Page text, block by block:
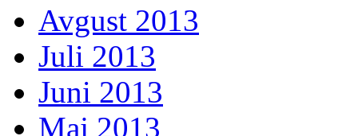
Avgust 2013
Juli 2013
Juni 2013
Maj 2013